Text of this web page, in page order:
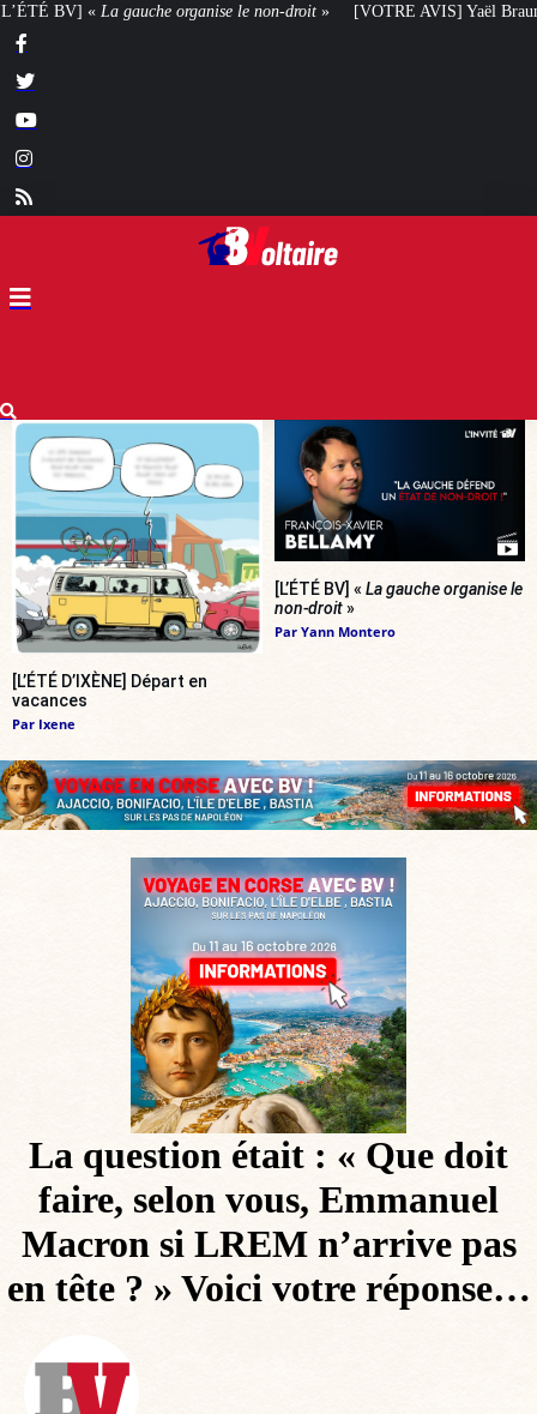
le non-droit» [VOTRE AVIS] Yaël Braun-Pivet doit-elle renoncer à
[L’ÉTÉ D’IXÈNE] Départ en
vacances
Par Ixene
[L’ÉTÉ BV] « La gauche organise le
non-droit»
Par Yann Montero
La question était : « Que doit
faire, selon vous, Emmanuel
Macron si LREM n’arrive pas
en tête ? » Voici votre réponse…